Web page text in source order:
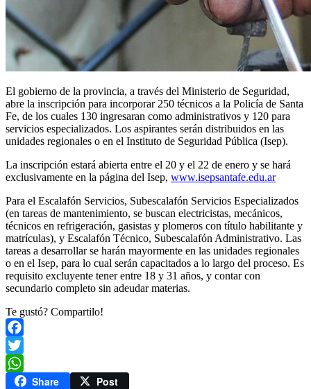
El gobierno de la provincia, a través del Ministerio de Seguridad,
abre la inscripción para incorporar 250 técnicos a la Policía de Santa
Fe, de los cuales 130 ingresaran como administrativos y 120 para
servicios especializados. Los aspirantes serán distribuidos en las
unidades regionales o en el Instituto de Seguridad Pública (Isep).
La inscripción estará abierta entre el 20 y el 22 de enero y se hará
exclusivamente en la página del Isep, www.isepsantafe.edu.ar
Para el Escalafón Servicios, Subescalafón Servicios Especializados
(en tareas de mantenimiento, se buscan electricistas, mecánicos,
técnicos en refrigeración, gasistas y plomeros con título habilitante y
matrículas), y Escalafón Técnico, Subescalafón Administrativo. Las
tareas a desarrollar se harán mayormente en las unidades regionales
o en el Isep, para lo cual serán capacitados a lo largo del proceso. Es
requisito excluyente tener entre 18 y 31 años, y contar con
secundario completo sin adeudar materias.
Te gustó? Compartilo!
Facebook
Twitter
WhatsApp
Share Post